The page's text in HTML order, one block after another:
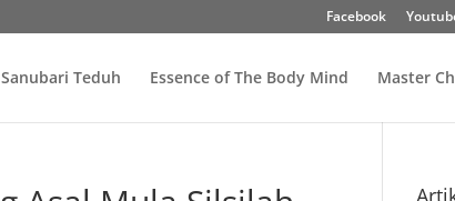
Facebook
Sanubari Teduh Essence of The Body Mind Master